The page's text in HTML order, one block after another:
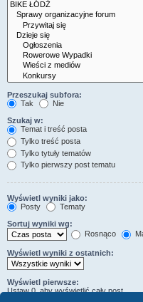
Przeszukaj subfora:
Tak
Nie
Szukaj w:
Temat i treść posta
Tylko treść posta
Tylko tytuły tematów
Tylko pierwszy post tematu
Wyświetl wyniki jako:
Posty
Tematy
Sortuj wyniki wg:
Rosnąco
Wyświetl wyniki z ostatnich:
Wyświetl pierwsze:
Ustaw 0, aby wyświetlić cały post.